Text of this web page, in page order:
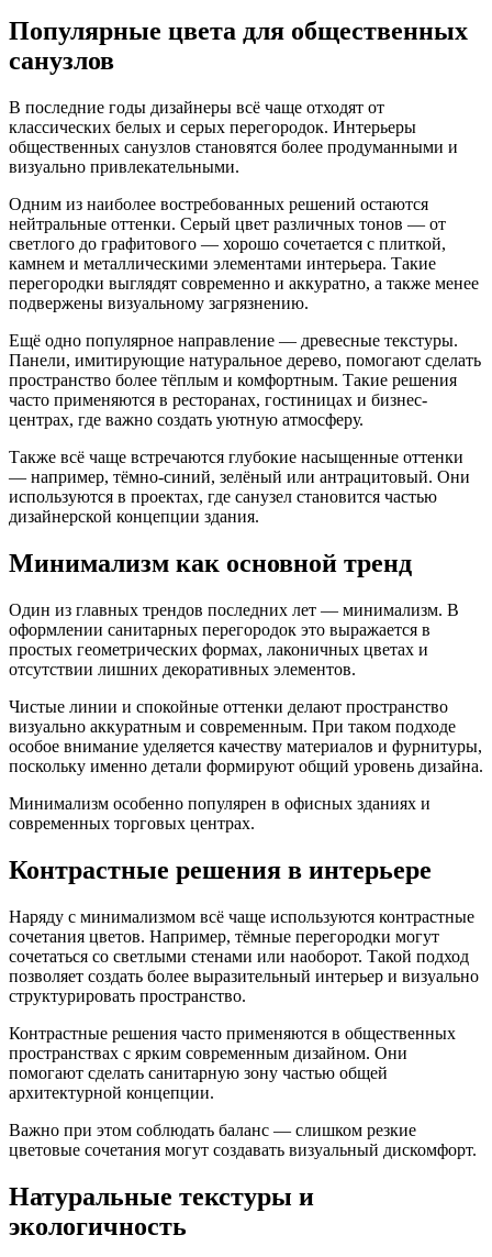
Популярные цвета для общественных
санузлов
В последние годы дизайнеры всё чаще отходят от
классических белых и серых перегородок. Интерьеры
общественных санузлов становятся более продуманными и
визуально привлекательными.
Одним из наиболее востребованных решений остаются
нейтральные оттенки. Серый цвет различных тонов — от
светлого до графитового — хорошо сочетается с плиткой,
камнем и металлическими элементами интерьера. Такие
перегородки выглядят современно и аккуратно, а также менее
подвержены визуальному загрязнению.
Ещё одно популярное направление — древесные текстуры.
Панели, имитирующие натуральное дерево, помогают сделать
пространство более тёплым и комфортным. Такие решения
часто применяются в ресторанах, гостиницах и бизнес-
центрах, где важно создать уютную атмосферу.
Также всё чаще встречаются глубокие насыщенные оттенки
— например, тёмно-синий, зелёный или антрацитовый. Они
используются в проектах, где санузел становится частью
дизайнерской концепции здания.
Минимализм как основной тренд
Один из главных трендов последних лет — минимализм. В
оформлении санитарных перегородок это выражается в
простых геометрических формах, лаконичных цветах и
отсутствии лишних декоративных элементов.
Чистые линии и спокойные оттенки делают пространство
визуально аккуратным и современным. При таком подходе
особое внимание уделяется качеству материалов и фурнитуры,
поскольку именно детали формируют общий уровень дизайна.
Минимализм особенно популярен в офисных зданиях и
современных торговых центрах.
Контрастные решения в интерьере
Наряду с минимализмом всё чаще используются контрастные
сочетания цветов. Например, тёмные перегородки могут
сочетаться со светлыми стенами или наоборот. Такой подход
позволяет создать более выразительный интерьер и визуально
структурировать пространство.
Контрастные решения часто применяются в общественных
пространствах с ярким современным дизайном. Они
помогают сделать санитарную зону частью общей
архитектурной концепции.
Важно при этом соблюдать баланс — слишком резкие
цветовые сочетания могут создавать визуальный дискомфорт.
Натуральные текстуры и
экологичность